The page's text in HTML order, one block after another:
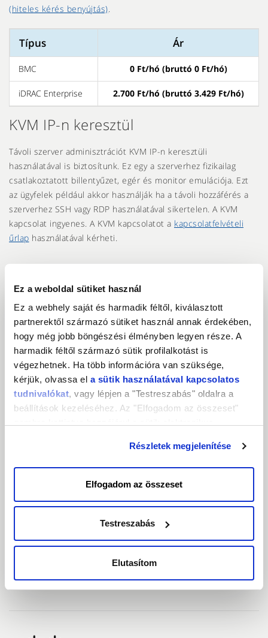
Ez a weboldal sütiket használ
Ez a webhely saját és harmadik féltől, kiválasztott
partnerektől származó sütiket használ annak érdekében,
hogy még jobb böngészési élményben legyen része. A
harmadik féltől származó sütik profilalkotást is
végezhetnek. Ha több információra van szüksége,
kérjük, olvassa el a sütik használatával kapcsolatos
tudnivalókat, vagy lépjen a "Testreszabás" oldalra a
beállítások kezeléséhez. Az "Elfogadom az összeset"
nyomva csak a szükséges sütik tárolását fogadja el.
Részletek megjelenítése
Elfogadom az összeset
Testreszabás
Elutasítom
(hiteles kérés benyújtás)
Típus Ár
BMC 0 Ft/hó (bruttó 0 Ft/hó)
iDRAC Enterprise 2.700 Ft/hó (bruttó 3.429 Ft/hó)
KVM IP-n keresztül
Távoli szerver adminisztrációt KVM IP-n keresztüli
használatával is biztosítunk. Ez egy a szerverhez fizikailag
csatlakoztatott billentyűzet, egér és monitor emulációja. Ezt
az ügyfelek például akkor használják ha a távoli hozzáférés a
szerverhez SSH vagy RDP használatával sikertelen. A KVM
kapcsolat ingyenes. A KVM kapcsolatot a kapcsolatfelvételi
űrlap használatával kérheti.
Dedikált szerverek
Operációs rendszerek és adatbázisok
Plesk control panel
Távoli hozzáférés vezérlő, KVM
Tárhely biztonsági mentéshez
Hardveres Tűzfal
Adatközpont